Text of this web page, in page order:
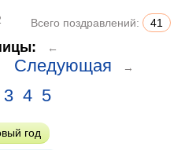
Всего поздравлений: 41
←
Следующая →
3 4 5
год